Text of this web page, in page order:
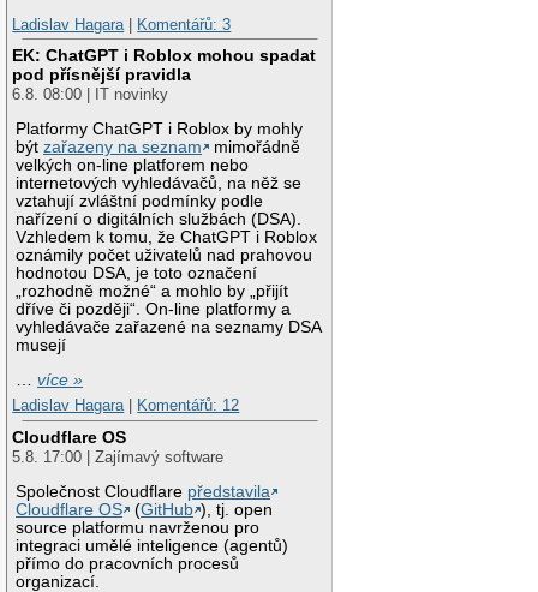
Ladislav Hagara
Komentářů: 3
EK: ChatGPT i Roblox mohou spadat
pod přísnější pravidla
6.8. 08:00 | IT novinky
Platformy ChatGPT i Roblox by mohly
býtzařazeny na seznam
mimořádně
velkých on-line platforem nebo
internetových vyhledávačů, na něž se
vztahují zvláštní podmínky podle
nařízení o digitálních službách (DSA).
Vzhledem k tomu, že ChatGPT i Roblox
oznámily počet uživatelů nad prahovou
hodnotou DSA, je toto označení
„rozhodně možné“ a mohlo by „přijít
dříve či později“. On-line platformy a
vyhledávače zařazené na seznamy DSA
musejí
…více »
Ladislav Hagara| Komentářů: 12
Cloudflare OS
5.8. 17:00 | Zajímavý software
Společnost Cloudflare představila
Cloudflare OS
(GitHub ), tj. open
source platformu navrženou pro
integraci umělé inteligence (agentů)
přímo do pracovních procesů
organizací.